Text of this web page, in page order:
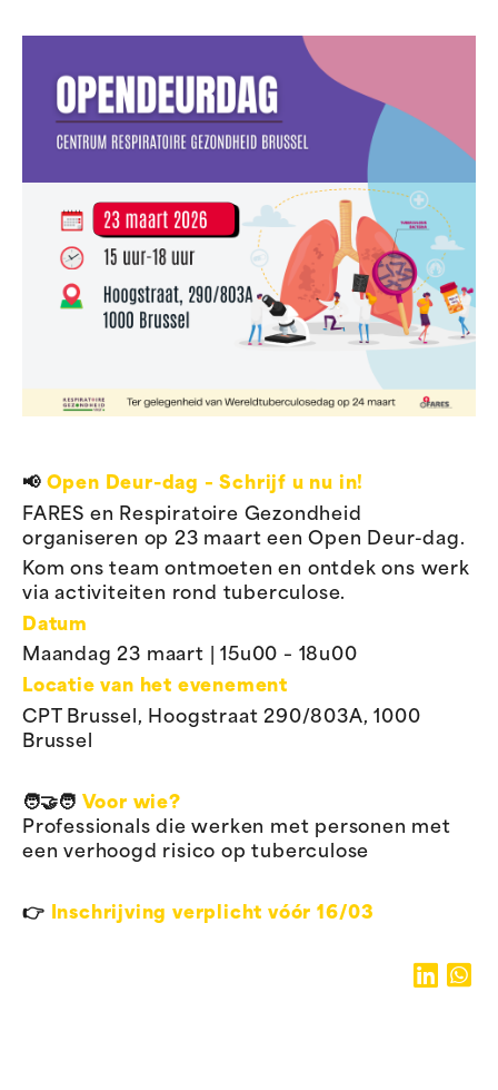
📢 Open Deur-dag – Schrijf u nu in!
FARES en Respiratoire Gezondheid
organiseren op 23 maart een Open Deur-dag.
Kom ons team ontmoeten en ontdek ons werk
via activiteiten rond tuberculose.
Datum
Maandag 23 maart | 15u00 – 18u00
Locatie van het evenement
CPT Brussel, Hoogstraat 290/803A, 1000
Brussel
🧑‍🤝‍🧑 Voor wie?
Professionals die werken met personen met
een verhoogd risico op tuberculose
👉 Inschrijving verplicht vóór 16/03